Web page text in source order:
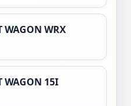
WAGON WRX
WAGON 15I